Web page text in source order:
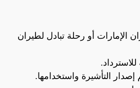
أو رحلة تبادل لطيران
التأشيرة واستخدامها.